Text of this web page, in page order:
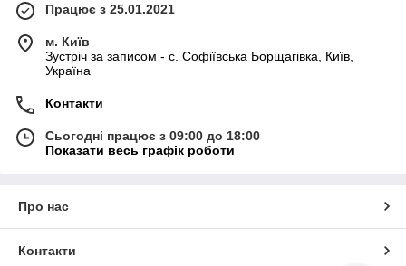
Працює з 25.01.2021
м. Київ
Зустріч за записом - с. Софіївська Борщагівка, Київ,
Україна
Контакти
Сьогодні працює з 09:00 до 18:00
Показати весь графік роботи
Про нас
Контакти